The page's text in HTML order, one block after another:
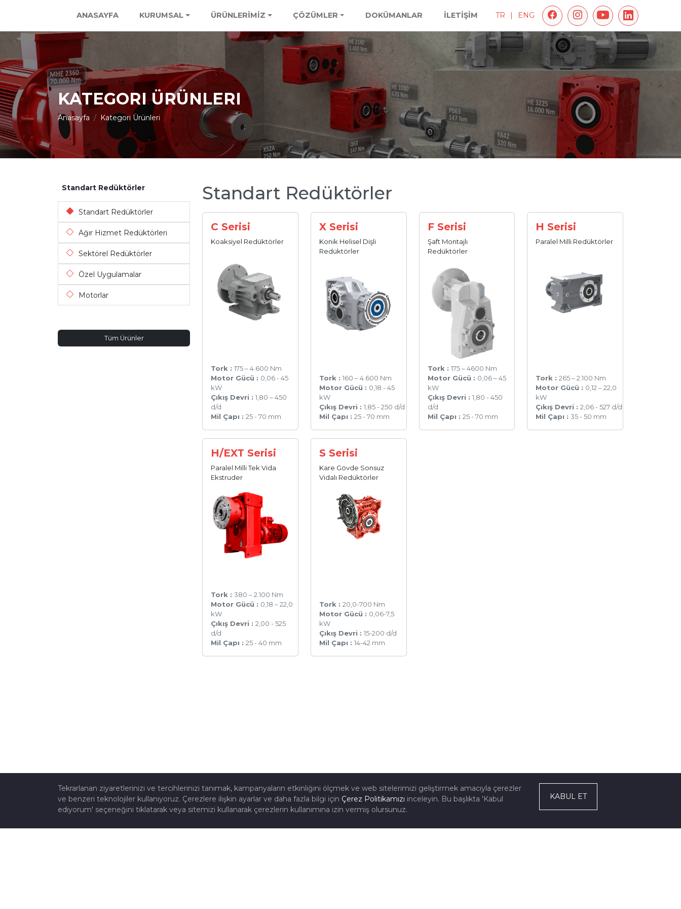
ANASAYFA KURUMSAL ÜRÜNLERİMİZ ÇÖZÜMLER DOKÜMANLAR İLETİŞİM TR | ENG
KATEGORI ÜRÜNLERI
Anasayfa Kategori Ürünleri
Standart Redüktörler
Standart Redüktörler
Ağır Hizmet Redüktörleri
Sektörel Redüktörler
Özel Uygulamalar
Motorlar
Tüm Ürünler
Standart Redüktörler
C Serisi
Koaksiyel Redüktörler
Tork : 175 – 4.600 Nm
Motor Gücü : 0,06 - 45
kW
Çıkış Devri : 1,80 – 450
d/d
Mil Çapı : 25 - 70 mm
X Serisi
Konik Helisel Dişli
Redüktörler
Tork : 160 – 4.600 Nm
Motor Gücü : 0,18 - 45
kW
Çıkış Devri : 1,85 - 250 d/d
Mil Çapı : 25 - 70 mm
F Serisi
Şaft Montajlı
Redüktörler
Tork : 175 – 4600 Nm
Motor Gücü : 0,06 – 45
kW
Çıkış Devri : 1,80 - 450
d/d
Mil Çapı : 25 - 70 mm
H Serisi
Paralel Milli Redüktörler
Tork :265 – 2.100 Nm
Motor Gücü : 0,12 – 22,0
kW
Çıkış Devri :2,06 - 527 d/d
Mil Çapı :35 - 50 mm
H/EXT Serisi
Paralel Milli Tek Vida
Ekstruder
Tork : 380 – 2.100 Nm
Motor Gücü : 0,18 – 22,0
kW
Çıkış Devri : 2,00 - 525
d/d
Mil Çapı : 25 - 40 mm
S Serisi
Kare Gövde Sonsuz
Vidalı Redüktörler
Tork : 20,0-700 Nm
Motor Gücü : 0,06-7,5
kW
Çıkış Devri : 15-200 d/d
Mil Çapı : 14-42 mm
Tekrarlanan ziyaretlerinizi ve tercihlerinizi tanımak, kampanyaların etkinliğini ölçmek ve web sitelerimizi geliştirmek amacıyla çerezler
ve benzeri teknolojiler kullanıyoruz. Çerezlere ilişkin ayarlar ve daha fazla bilgi için Çerez Politikamızı inceleyin. Bu başlıkta 'Kabul
ediyorum' seçeneğini tıklatarak veya sitemizi kullanarak çerezlerin kullanımına izin vermiş olursunuz.
KABUL ET